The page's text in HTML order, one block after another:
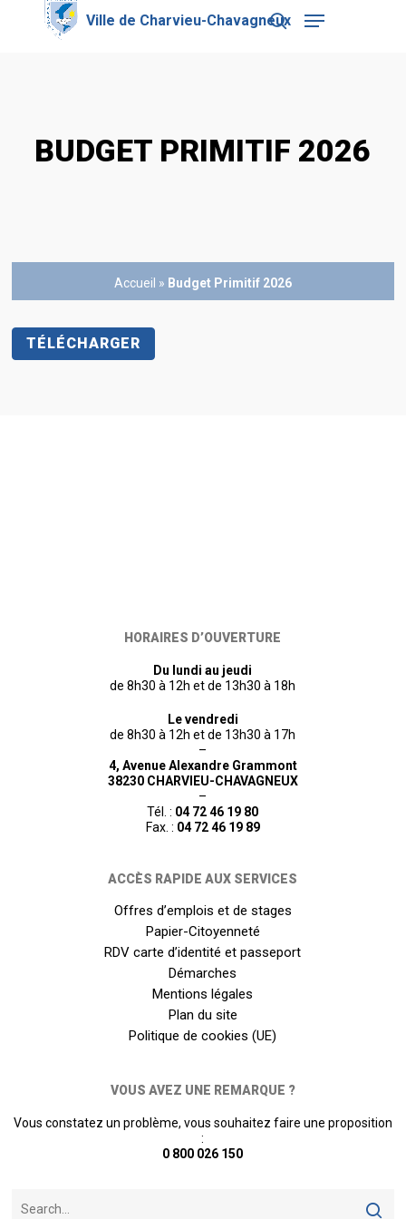
search
Menu
BUDGET PRIMITIF 2026
Accueil » Budget Primitif 2026
TÉLÉCHARGER
HORAIRES D’OUVERTURE
Du lundi au jeudi
de 8h30 à 12h et de 13h30 à 18h
Le vendredi
de 8h30 à 12h et de 13h30 à 17h
–
4, Avenue Alexandre Grammont
38230 CHARVIEU-CHAVAGNEUX
–
Tél. : 04 72 46 19 80
Fax. : 04 72 46 19 89
ACCÈS RAPIDE AUX SERVICES
Offres d’emplois et de stages
Papier-Citoyenneté
RDV carte d’identité et passeport
Démarches
Mentions légales
Plan du site
Politique de cookies (UE)
VOUS AVEZ UNE REMARQUE ?
Vous constatez un problème, vous souhaitez faire une proposition
:
0 800 026 150